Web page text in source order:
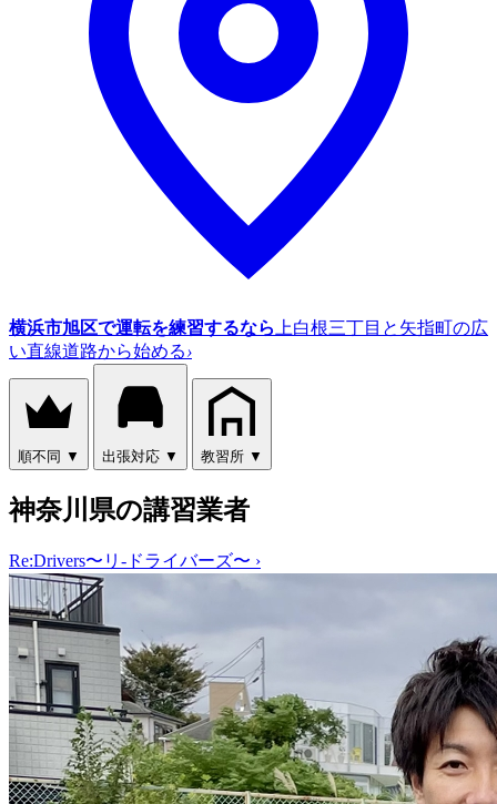
横浜市旭区で運転を練習するなら 上白根三丁目と矢指町の広
い直線道路から始める›
順不同 ▼ 出張対応 ▼ 教習所 ▼
神奈川県の講習業者
Re:Drivers〜リ-ドライバーズ〜 ›